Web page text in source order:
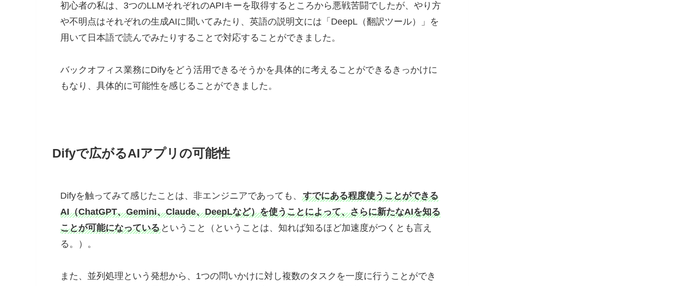
初心者の私は、3つのLLMそれぞれのAPIキーを取得するところから悪戦苦闘でしたが、やり方
や不明点はそれぞれの生成AIに聞いてみたり、英語の説明文には「DeepL（翻訳ツール）」を
用いて日本語で読んでみたりすることで対応することができました。
バックオフィス業務にDifyをどう活用できるそうかを具体的に考えることができるきっかけに
もなり、具体的に可能性を感じることができました。
Difyで広がるAIアプリの可能性
Difyを触ってみて感じたことは、非エンジニアであっても、 すでにある程度使うことができる
AI（ChatGPT、Gemini、Claude、DeepLなど）を使うことによって、さらに新たなAIを知る
ことが可能になっている ということ（ということは、知れば知るほど加速度がつくとも言え
る。）。
また、並列処理という発想から、1つの問いかけに対し複数のタスクを一度に行うことができ